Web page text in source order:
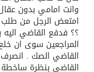
كسوة الكعبة
وانت امامي بدون
امتعض الرجل من طلب
؟؟ فدفع القاضي
المراجعين سوى ان
القاضي الصك . انصرف
القاضي بنظرة ساخطة